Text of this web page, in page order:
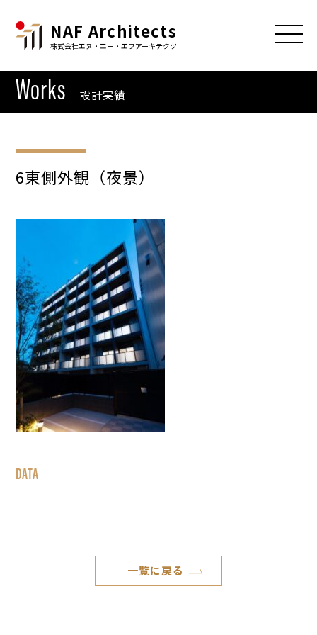
NAF Architects
株式会社エヌ・エー・エフアーキテクツ
Works 設計実績
6東側外観（夜景）
DATA
一覧に戻る